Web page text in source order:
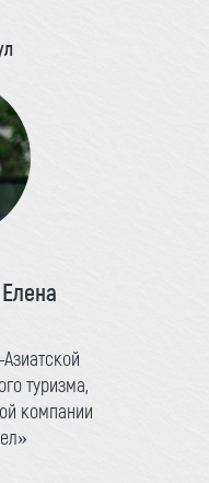
туризма,
компании